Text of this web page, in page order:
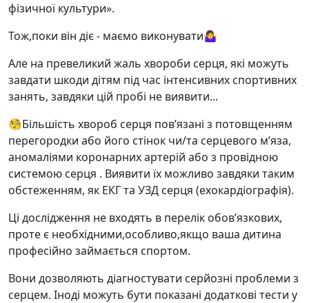
фізичної культури».
Тож,поки він діє - маємо виконувати🤷‍♀️
Але на превеликий жаль хвороби серця, які можуть
завдати шкоди дітям під час інтенсивних спортивних
занять, завдяки цій пробі не виявити...
🧐Більшість хвороб серця пов’язані з потовщенням
перегородки або його стінок чи/та серцевого м’яза,
аномаліями коронарних артерій або з провідною
системою серця . Виявити їх можливо завдяки таким
обстеженням, як ЕКГ та УЗД серця (ехокардіографія).
Ці дослідження не входять в перелік обовʼязкових,
проте є необхідними,особливо,якщо ваша дитина
професійно займається спортом.
Вони дозволяють діагностувати серйозні проблеми з
серцем. Іноді можуть бути показані додаткові тести у